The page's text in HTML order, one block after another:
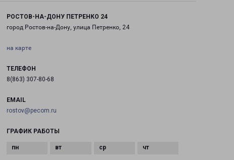
РОСТОВ-НА-ДОНУ ПЕТРЕНКО 24
город Ростов-на-Дону, улица Петренко, 24
на карте
ТЕЛЕФОН
8(863) 307-80-68
EMAIL
rostov@pecom.ru
ГРАФИК РАБОТЫ